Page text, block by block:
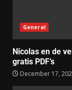
General
Nicolas en de
gratis PDF’s
December 17,